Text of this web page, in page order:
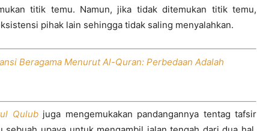
titik temu. Namun, jika tidak ditemukan titik temu,
pihak lain sehingga tidak saling menyalahkan.
Beragama Menurut Al-Quran: Perbedaan Adalah
Qulubjuga mengemukakan pandangannya tentag tafsir